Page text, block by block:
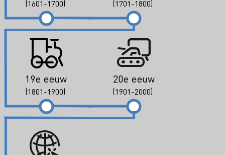
(1601-1700) (1701-1800)
19e eeuw
(1801-1900)
20e eeuw
(1901-2000)